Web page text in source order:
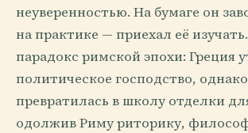
неуверенностью. На бумаге он
на практике — приехал её
парадокс римской эпохи: Греция
политическое господство, однако
превратилась в школу отделки
одолжив Риму риторику,